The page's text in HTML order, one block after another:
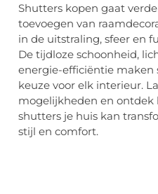
Shutters kopen gaat
toevoegen van
in de uitstraling, sfeer en
De tijdloze schoonheid,
energie-efficiëntie maken
keuze voor elk interieur.
mogelijkheden en ontdek
shutters je huis kan
stijl en comfort.